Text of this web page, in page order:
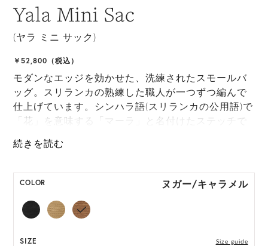
Yala Mini Sac
(ヤラ ミニ サック)
￥52,800（税込）
モダンなエッジを効かせた、洗練されたスモールバ
ッグ。スリランカの熟練した職人が一つずつ編んで
仕上げています。シンハラ語(スリランカの公用語)で
「花」を意味する「マーラ」と名付けたステッチで
ドルを採用。取り外し可能なストラップが付属して
には個体差がございます。
COLOR ヌガー/キャラメル
SIZE Size guide